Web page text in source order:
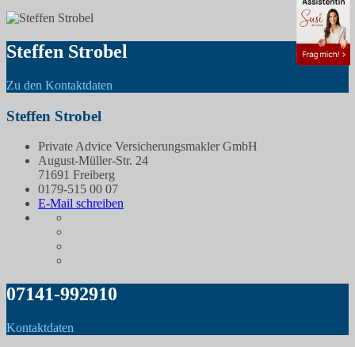
Steffen Strobel
Zu den Kontaktdaten
Steffen Strobel
Private Advice Versicherungsmakler GmbH
August-Müller-Str. 24
71691 Freiberg
0179-515 00 07
E-Mail schreiben
07141-992910
Kontaktdaten